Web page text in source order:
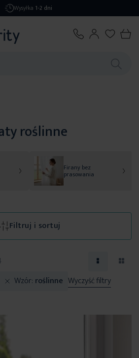
dostawaod 299,99 zł
roślinne
Firany bez
prasowania
Filtruj i sortuj
Wzór roślinne Wyczyść filtry